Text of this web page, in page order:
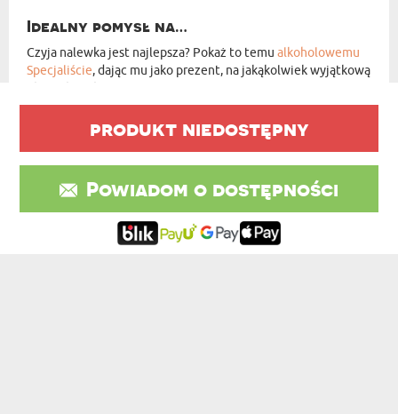
produkt niedostępny
Powiadom o dostępności
Idealny pomysł na…
Czyja nalewka jest najlepsza? Pokaż to temu alkoholowemu
Specjaliście, dając mu jako prezent, na jakąkolwiek wyjątkową
okazję karafkę- oczywiście wygrawerowaną z myślą o nim.
POLECANE DLA CIEBIE